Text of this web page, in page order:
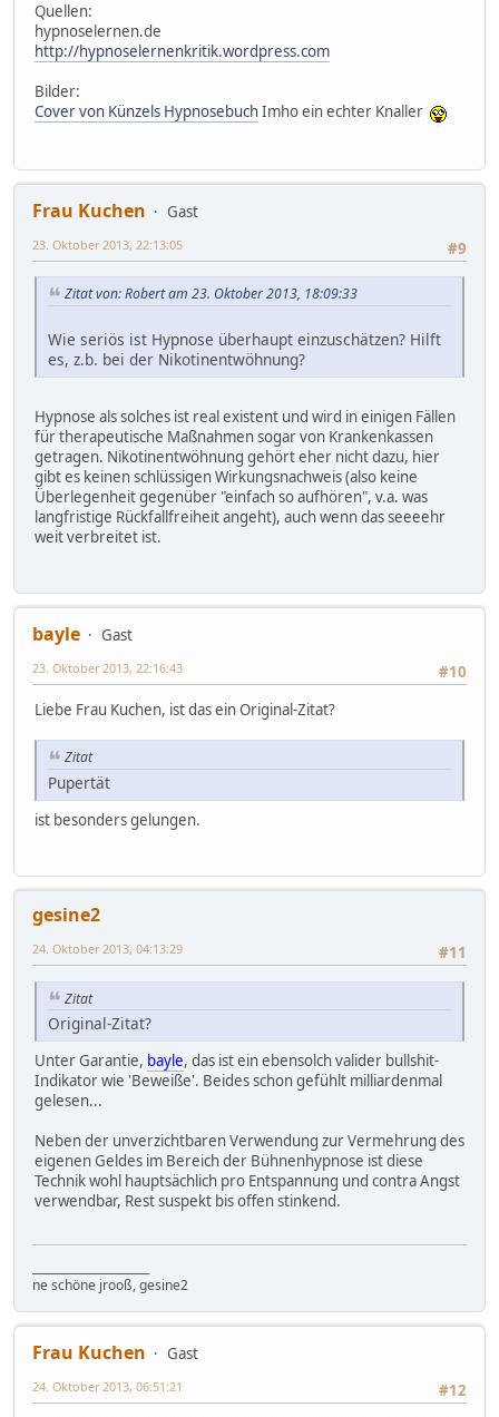
Quellen:
hypnoselernen.de
http://hypnoselernenkritik.wordpress.com
Bilder:
Cover von Künzels HypnosebuchImho ein echter Knaller
Frau Kuchen
Gast
#9
23. Oktober 2013, 22:13:05
Zitat von: Robert am 23. Oktober 2013, 18:09:33
Wie seriös ist Hypnose überhaupt einzuschätzen? Hilft
es, z.b. bei der Nikotinentwöhnung?
Hypnose als solches ist real existent und wird in einigen Fällen
für therapeutische Maßnahmen sogar von Krankenkassen
getragen. Nikotinentwöhnung gehört eher nicht dazu, hier
gibt es keinen schlüssigen Wirkungsnachweis (also keine
Überlegenheit gegenüber "einfach so aufhören", v.a. was
langfristige Rückfallfreiheit angeht), auch wenn das seeeehr
weit verbreitet ist.
bayle
Gast
#10
23. Oktober 2013, 22:16:43
Liebe Frau Kuchen, ist das ein Original-Zitat?
Zitat
Pupertät
ist besonders gelungen.
gesine2
#11
24. Oktober 2013, 04:13:29
Zitat
Original-Zitat?
Unter Garantie, bayle, das ist ein ebensolch valider bullshit-
Indikator wie 'Beweiße'. Beides schon gefühlt milliardenmal
gelesen...
Neben der unverzichtbaren Verwendung zur Vermehrung des
eigenen Geldes im Bereich der Bühnenhypnose ist diese
Technik wohl hauptsächlich pro Entspannung und contra Angst
verwendbar, Rest suspekt bis offen stinkend.
ne schöne jrooß, gesine2
Frau Kuchen
Gast
#12
24. Oktober 2013, 06:51:21